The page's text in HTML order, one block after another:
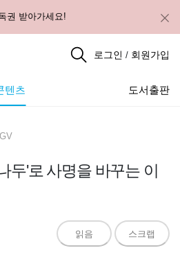
권 받아가세요!
로그인 / 회원가입
텐츠 도서출판
두'로 사명을 바꾸는 이
읽음 스크랩